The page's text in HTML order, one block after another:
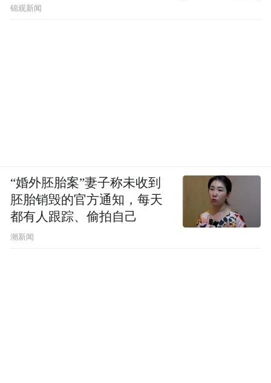
锦观新闻
“婚外胚胎案”妻子称未收到
胚胎销毁的官方通知，每天
都有人跟踪、偷拍自己
潮新闻